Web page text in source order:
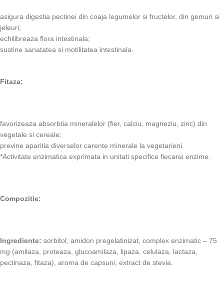
asigura digestia pectinei din coaja legumelor si fructelor, din gemuri si
jeleuri;
echilibreaza flora intestinala;
sustine sanatatea si motilitatea intestinala.
Fitaza:
favorizeaza absorbtia mineralelor (fier, calciu, magneziu, zinc) din
vegetale si cereale;
previne aparitia diverselor carente minerale la vegetarieni.
*Activitate enzimatica exprimata in unitati specifice fiecarei enzime.
Compozitie:
Ingrediente: sorbitol, amidon pregelatinizat, complex enzimatic – 75
mg (amilaza, proteaza, glucoamilaza, lipaza, celulaza, lactaza,
pectinaza, fitaza), aroma de capsuni, extract de stevia.